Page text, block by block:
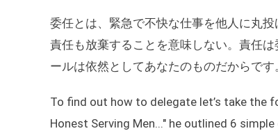
委任とは、緊急で不快な仕事を他人に丸
責任も放棄することを意味しない。責任
ールは依然としてあなたのものだからです
To find out how to delegate let’s take the
Honest Serving Men..." he outlined 6